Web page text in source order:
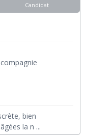
bien
la n ...
Candidat